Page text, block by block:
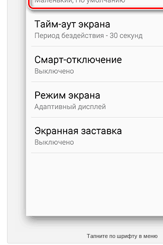
Тапните по шрифту в меню